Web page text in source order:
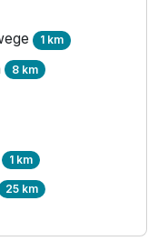
1 km
8 km
1 km
25 km